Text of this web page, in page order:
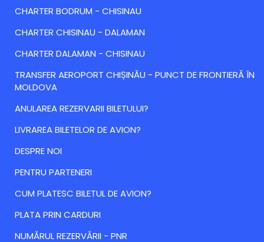
CHARTER BODRUM - CHISINAU
CHARTER CHISINAU - DALAMAN
CHARTER DALAMAN - CHISINAU
TRANSFER AEROPORT CHIȘINĂU - PUNCT DE FRONTIERĂ ÎN
MOLDOVA
ANULAREA REZERVARII BILETULUI?
LIVRAREA BILETELOR DE AVION?
DESPRE NOI
PENTRU PARTENERI
CUM PLATESC BILETUL DE AVION?
PLATA PRIN CARDURI
NUMĂRUL REZERVĂRII - PNR